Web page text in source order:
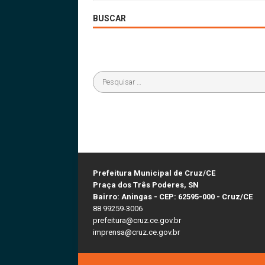
BUSCAR
Prefeitura Municipal de Cruz/CE
Praça dos Três Poderes, SN
Bairro: Aningas - CEP: 62595-000 - Cruz/CE
88 99259-3006
prefeitura@cruz.ce.gov.br
imprensa@cruz.ce.gov.br